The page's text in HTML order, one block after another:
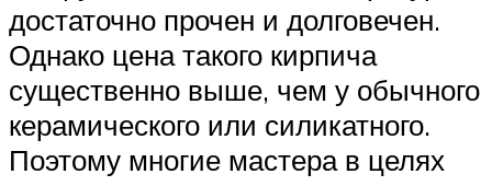
достаточно прочен и долговечен.
Однако цена такого кирпича
существенно выше, чем у обычного
керамического или силикатного.
Поэтому многие мастера в целях